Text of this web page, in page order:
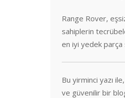
Range Rover,
sahiplerin
en iyi yedek parça
Bu yirminci yazı
ve güvenilir bir